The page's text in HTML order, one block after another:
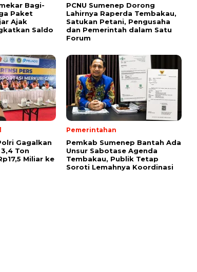
Bagi-
Paket
Ajak
Saldo
PCNU Sumenep Dorong
Lahirnya Raperda Tembakau,
Satukan Petani, Pengusaha
dan Pemerintah dalam Satu
Forum
Gagalkan
Ton
Miliar ke
Pemerintahan
Pemkab Sumenep Bantah Ada
Unsur Sabotase Agenda
Tembakau, Publik Tetap
Soroti Lemahnya Koordinasi